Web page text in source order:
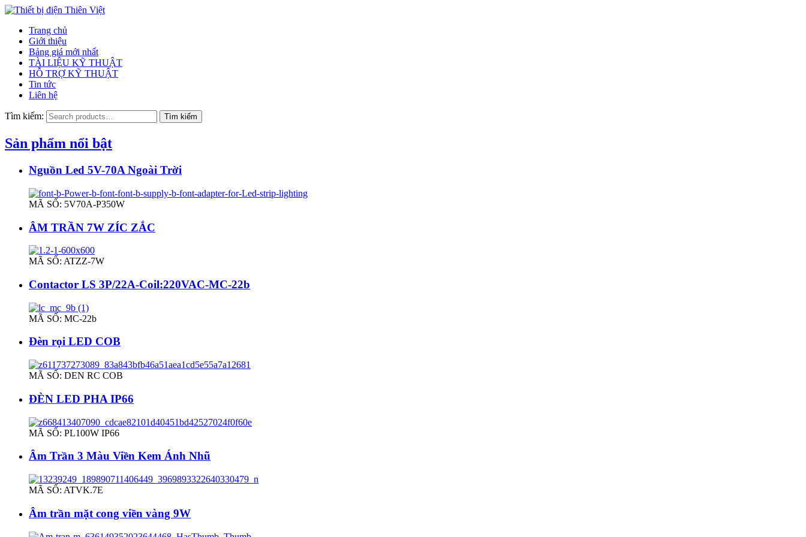
Trang chủ
Giới thiệu
Bảng giá mới nhất
TÀI LIỆU KỸ THUẬT
HỖ TRỢ KỸ THUẬT
Tin tức
Liên hệ
Tìm kiếm:
Sản phẩm nổi bật
Nguồn Led 5V-70A Ngoài Trời
MÃ SỐ: 5V70A-P350W
ÂM TRẦN 7W ZÍC ZẮC
MÃ SỐ: ATZZ-7W
Contactor LS 3P/22A-Coil:220VAC-MC-22b
MÃ SỐ: MC-22b
Đèn rọi LED COB
MÃ SỐ: DEN RC COB
ĐÈN LED PHA IP66
MÃ SỐ: PL100W IP66
Âm Trần 3 Màu Viền Kem Ánh Nhũ
MÃ SỐ: ATVK.7E
Âm trần mặt cong viền vàng 9W